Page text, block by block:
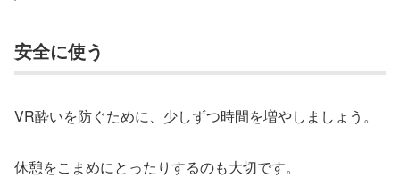
安全に使う
VR酔いを防ぐために、少しずつ時間を増やしましょう。
休憩をこまめにとったりするのも大切です。